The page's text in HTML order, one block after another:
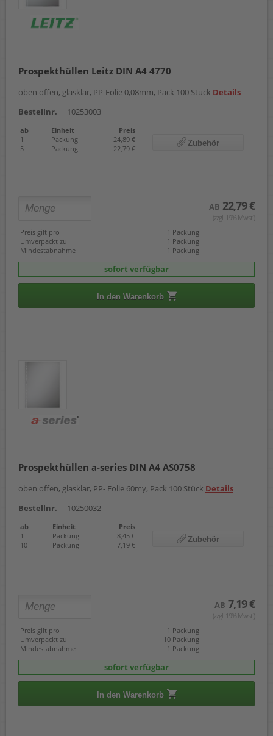
Prospekthüllen Leitz DIN A4 4770
oben offen, glasklar, PP-Folie 0,08mm, Pack 100 Stück Details
Bestellnr.
10253003
ab Einheit
Preis
1
Packung
24,89 €
5
Packung 22,79 €
Zubehör
AB 22,79 €
(zzgl. 19% Mwst.)
Preis gilt pro
1 Packung
Umverpackt zu
1 Packung
Mindestabnahme
1 Packung
sofort verfügbar
In den Warenkorb
Prospekthüllen a-series DIN A4 AS0758
oben offen, glasklar, PP- Folie 60my, Pack 100 Stück Details
Bestellnr.
10250032
ab Einheit
Preis
1
Packung
8,45 €
10
Packung 7,19 €
Zubehör
AB 7,19 €
(zzgl. 19% Mwst.)
Preis gilt pro
1 Packung
Umverpackt zu
10 Packung
Mindestabnahme
1 Packung
sofort verfügbar
In den Warenkorb